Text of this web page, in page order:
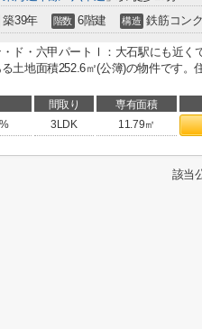
築39年 階数 6階建 構造 鉄筋コン
・ド・六甲パートⅠ：大石駅にも近く
土地面積252.6㎡(公簿)の物件です。
間取り 専有面積
3LDK 11.79㎡
該当